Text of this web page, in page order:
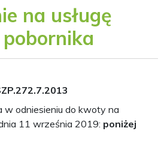
na usługę
odniesieniu do kwoty na
11 września 2019: poniżej